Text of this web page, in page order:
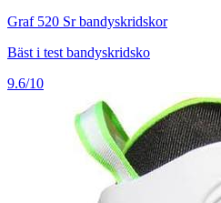
Graf 520 Sr bandyskridskor
Bäst i test bandyskridsko
9.6/10